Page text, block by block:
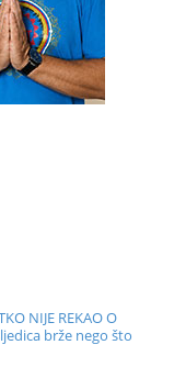
NIJE REKAO O
brže nego što